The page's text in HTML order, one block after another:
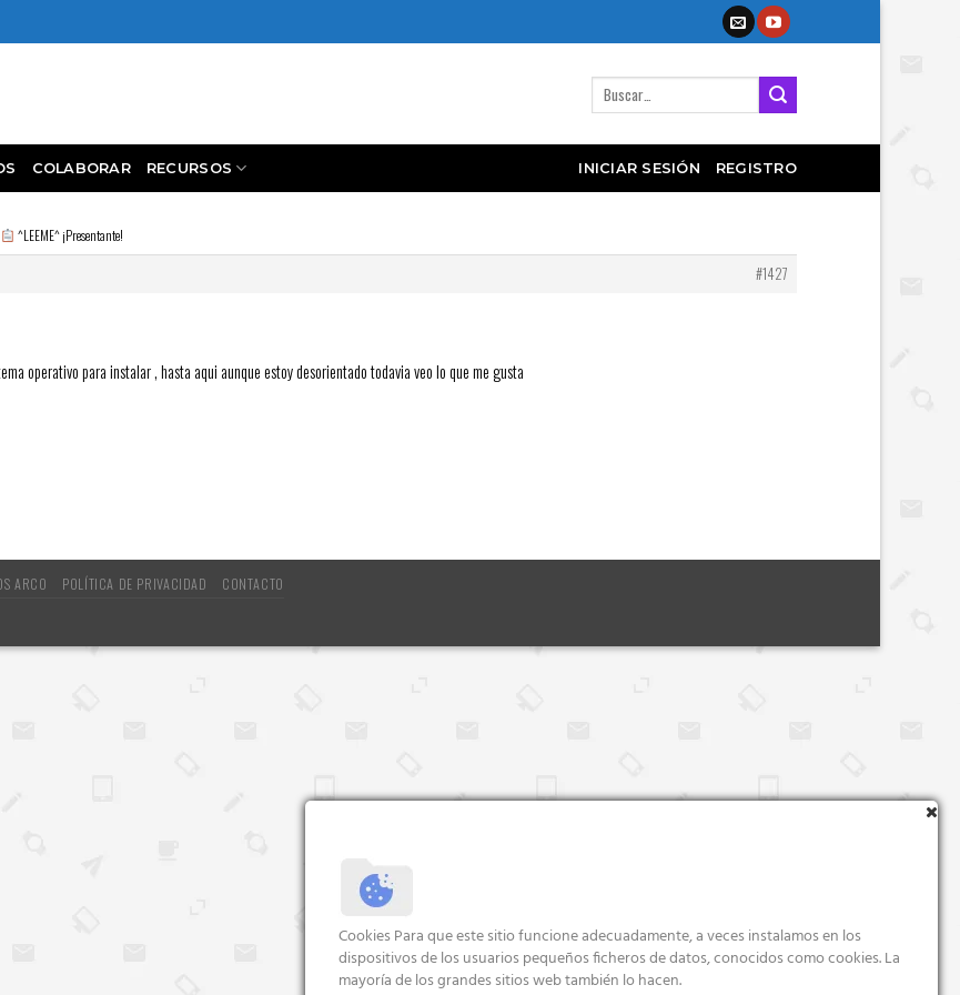
Buscar
por:
COLABORAR RECURSOS INICIAR SESIÓN REGISTRO
^LEEME^ ¡Presentante!
#1427
operativo para instalar , hasta aqui aunque estoy desorientado todavia veo lo que me gusta
ARCO POLÍTICA DE PRIVACIDAD CONTACTO
Cookies Para que este sitio funcione adecuadamente, a veces instalamos en los
dispositivos de los usuarios pequeños ficheros de datos, conocidos como cookies. La
mayoría de los grandes sitios web también lo hacen.